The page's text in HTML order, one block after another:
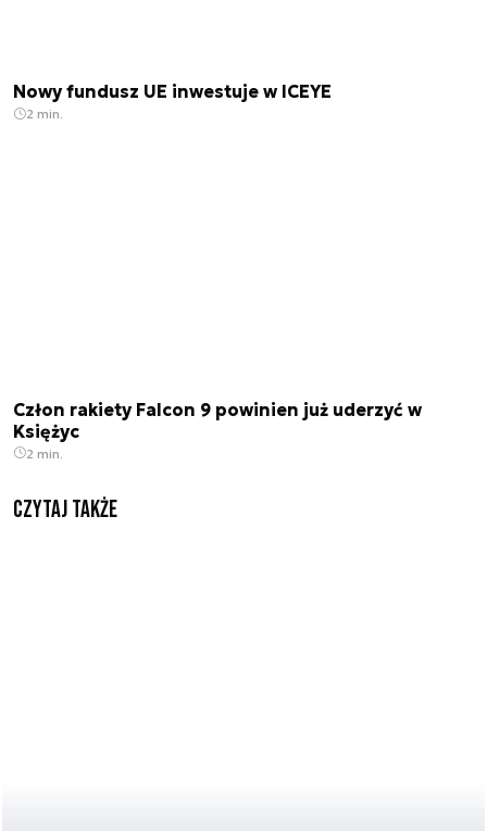
Nowy fundusz UE inwestuje w ICEYE
2 min.
Człon rakiety Falcon 9 powinien już uderzyć w
Księżyc
2 min.
Czytaj także